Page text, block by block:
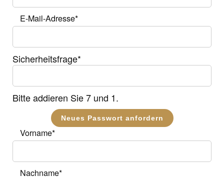
E-Mail-Adresse*
Sicherheitsfrage*
Bitte addieren Sie 7 und 1.
Neues Passwort anfordern
Vorname*
Nachname*